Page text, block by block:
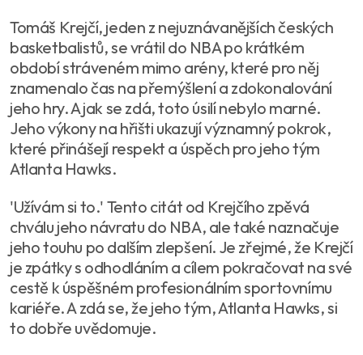
Tomáš Krejčí, jeden z nejuznávanějších českých
basketbalistů, se vrátil do NBA po krátkém
období stráveném mimo arény, které pro něj
znamenalo čas na přemýšlení a zdokonalování
jeho hry. A jak se zdá, toto úsilí nebylo marné.
Jeho výkony na hřišti ukazují významný pokrok,
které přinášejí respekt a úspěch pro jeho tým
Atlanta Hawks.
'Užívám si to.' Tento citát od Krejčího zpěvá
chválu jeho návratu do NBA, ale také naznačuje
jeho touhu po dalším zlepšení. Je zřejmé, že Krejčí
je zpátky s odhodláním a cílem pokračovat na své
cestě k úspěšném profesionálním sportovnímu
kariéře. A zdá se, že jeho tým, Atlanta Hawks, si
to dobře uvědomuje.